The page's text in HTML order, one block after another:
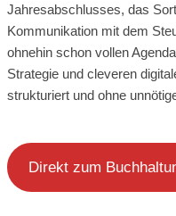
Jahresabschlusses, das
Kommunikation mit dem
ohnehin schon vollen
Strategie und cleveren
strukturiert und ohne
Direkt zum